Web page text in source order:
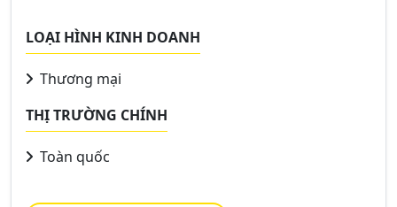
LOẠI HÌNH KINH DOANH
Thương mại
THỊ TRƯỜNG CHÍNH
Toàn quốc